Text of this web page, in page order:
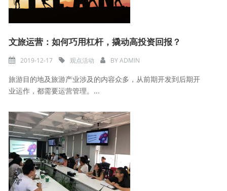
文旅运营：如何巧用杠杆，撬动高投资回报？
2019-12-17 观点活动 BYADMIN
旅游目的地及旅游产业涉及的内容众多，从前期开发到后期开
业运作，都需要运营管理。...